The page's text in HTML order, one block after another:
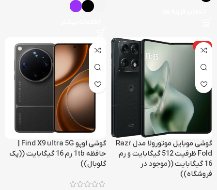
داغ
گوشی موبایل موتورولا مدل Razr
Fold ظرفیت 512 گیگابایت و رم
16 گیگابایت ((موجود در
فروشگاه))
گوشی اوپو Find X9 ultra 5G |
حافظه 1tb رم 16 گیگابایت ((پک
گلوبال))